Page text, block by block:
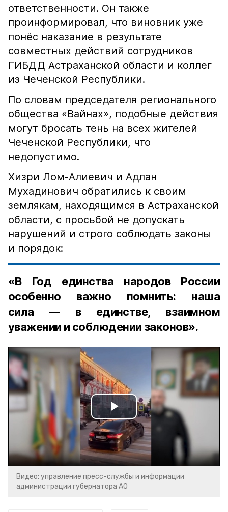
ответственности. Он также
проинформировал, что виновник уже
понёс наказание в результате
совместных действий сотрудников
ГИБДД Астраханской области и коллег
из Чеченской Республики.
По словам председателя регионального
общества «Вайнах», подобные действия
могут бросать тень на всех жителей
Чеченской Республики, что
недопустимо.
Хизри Лом-Алиевич и Адлан
Мухадинович обратились к своим
землякам, находящимся в Астраханской
области, с просьбой не допускать
нарушений и строго соблюдать законы
и порядок:
«В Год единства народов России
особенно важно помнить: наша
сила — в единстве, взаимном
уважении и соблюдении законов».
Play
Video
Видео: управление пресс-службы и информации
администрации губернатора АО